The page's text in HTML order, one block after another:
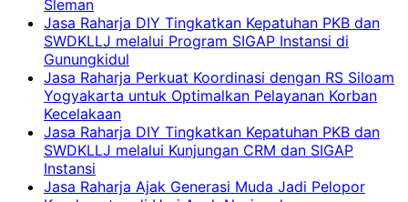
Sleman
Jasa Raharja DIY Tingkatkan Kepatuhan PKB dan
SWDKLLJ melalui Program SIGAP Instansi di
Gunungkidul
Jasa Raharja Perkuat Koordinasi dengan RS Siloam
Yogyakarta untuk Optimalkan Pelayanan Korban
Kecelakaan
Jasa Raharja DIY Tingkatkan Kepatuhan PKB dan
SWDKLLJ melalui Kunjungan CRM dan SIGAP
Instansi
Jasa Raharja Ajak Generasi Muda Jadi Pelopor